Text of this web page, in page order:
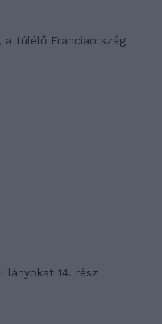
a túlélő Franciaország
lányokat 14. rész